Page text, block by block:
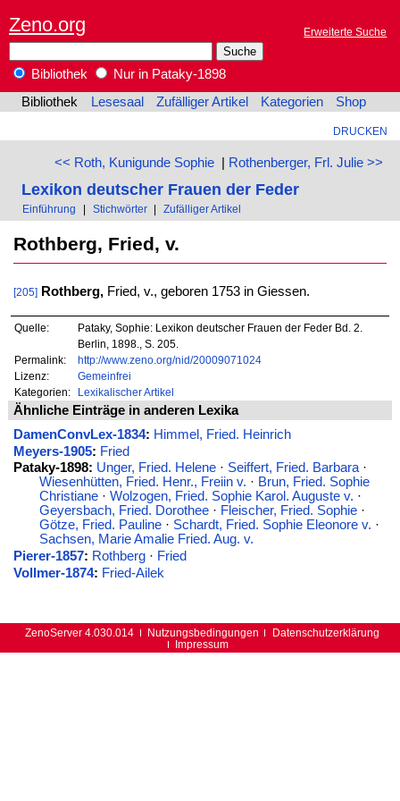
Zeno.org Erweiterte Suche
Bibliothek
Nur in Pataky-1898
Bibliothek
Lesesaal Zufälliger Artikel Kategorien Shop
DRUCKEN
<< Roth, Kunigunde Sophie| Rothenberger, Frl. Julie >>
Lexikon deutscher Frauen der Feder
Einführung | Stichwörter | Zufälliger Artikel
Rothberg, Fried, v.
[205] Rothberg,Fried, v., geboren 1753 in Giessen.
Quelle:
Pataky, Sophie: Lexikon deutscher Frauen der Feder Bd. 2.
Berlin, 1898., S. 205.
Permalink:
http://www.zeno.org/nid/20009071024
Lizenz:
Gemeinfrei
Kategorien:
Lexikalischer Artikel
Ähnliche Einträge in anderen Lexika
DamenConvLex-1834: Himmel, Fried. Heinrich
Meyers-1905: Fried
Pataky-1898: Unger, Fried. Helene· Seiffert, Fried. Barbara·
Wiesenhütten, Fried. Henr., Freiin v. · Brun, Fried. Sophie
Christiane· Wolzogen, Fried. Sophie Karol. Auguste v. ·
Geyersbach, Fried. Dorothee· Fleischer, Fried. Sophie·
Götze, Fried. Pauline· Schardt, Fried. Sophie Eleonore v. ·
Sachsen, Marie Amalie Fried. Aug. v.
Pierer-1857: Rothberg· Fried
Vollmer-1874: Fried-Ailek
ZenoServer 4.030.014 Nutzungsbedingungen
Datenschutzerklärung
Impressum